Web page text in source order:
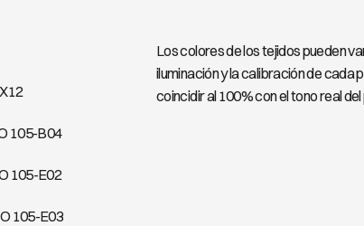
105-B04
105-E02
105-E03
Los colores de los tejidos pueden
iluminación y la calibración de cada
coincidir al 100% con el tono real